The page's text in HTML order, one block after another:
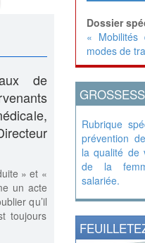
de
» et «
un acte
qu’il
toujours
Dossier
« Mobilités
modes de
Rubrique
prévention
la qualité de
de la
salariée.